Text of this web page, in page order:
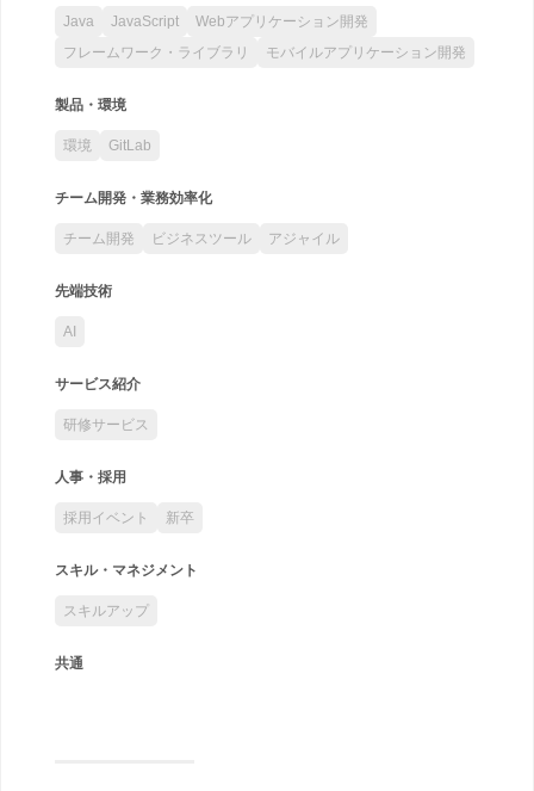
Java JavaScript
Webアプリケーション開発
フレームワーク・ライブラリ
モバイルアプリケーション開発
製品・環境
環境 GitLab
チーム開発・業務効率化
チーム開発 ビジネスツール アジャイル
先端技術
AI
サービス紹介
研修サービス
人事・採用
採用イベント 新卒
スキル・マネジメント
スキルアップ
共通